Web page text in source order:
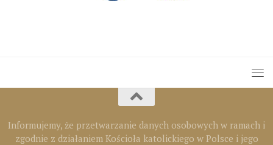
Informujemy, że przetwarzanie danych osobowych w ramach i
zgodnie z działaniem Kościoła katolickiego w Polsce i jego